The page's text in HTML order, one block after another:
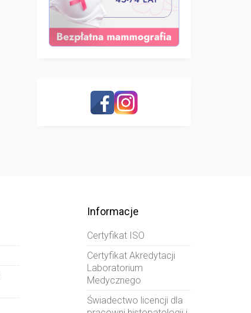
Informacje
Certyfikat ISO
Certyfikat Akredytacji
Laboratorium
Medycznego
Świadectwo licencji dla